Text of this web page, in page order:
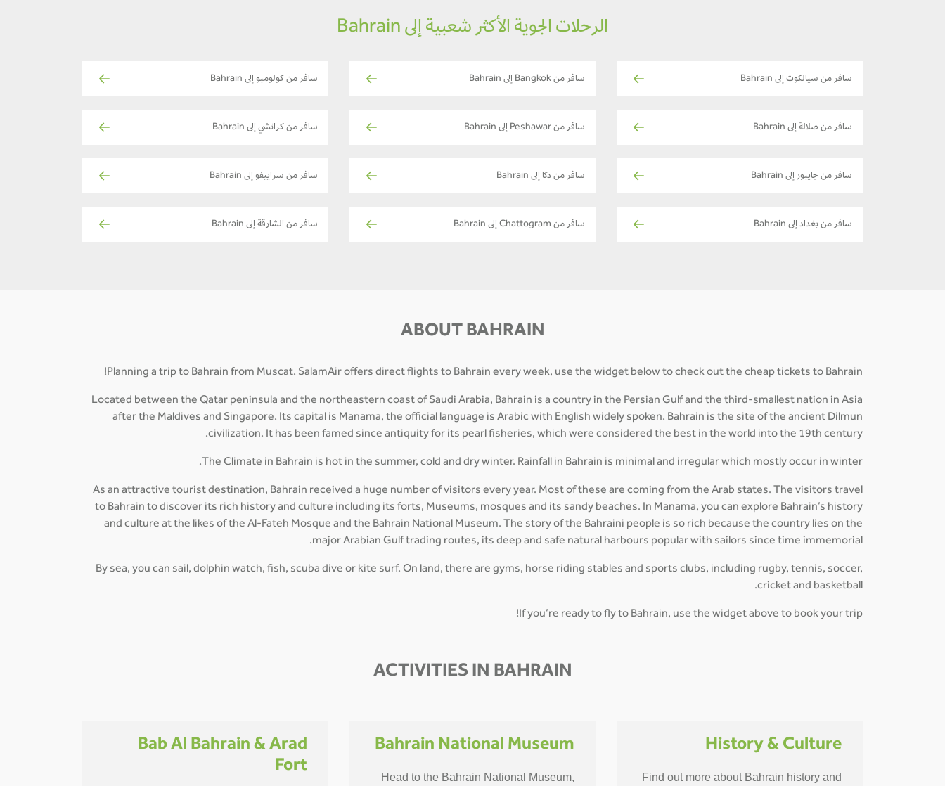
الرحلات الجوية الأكثر شعبية إلى Bahrain
سافر من سيالكوت إلى Bahrain سافر من Bangkok إلى Bahrain سافر من كولومبو إلى Bahrain
سافر من صلالة إلى Bahrain سافر من Peshawar إلى Bahrain سافر من كراتشي إلى Bahrain
سافر من جايبور إلى Bahrain سافر من دكا إلى Bahrain سافر من سراييفو إلى Bahrain
سافر من بغداد إلى Bahrain سافر من Chattogram إلى Bahrain سافر من الشارقة إلى Bahrain
ABOUT BAHRAIN
Planning a trip to Bahrain from Muscat. SalamAir offers direct flights to Bahrain every week, use the widget below to check out the cheap tickets to Bahrain!
Located between the Qatar peninsula and the northeastern coast of Saudi Arabia, Bahrain is a country in the Persian Gulf and the third-smallest nation in Asia
after the Maldives and Singapore. Its capital is Manama, the official language is Arabic with English widely spoken. Bahrain is the site of the ancient Dilmun
civilization. It has been famed since antiquity for its pearl fisheries, which were considered the best in the world into the 19th century.
The Climate in Bahrain is hot in the summer, cold and dry winter. Rainfall in Bahrain is minimal and irregular which mostly occur in winter.
As an attractive tourist destination, Bahrain received a huge number of visitors every year. Most of these are coming from the Arab states. The visitors travel
to Bahrain to discover its rich history and culture including its forts, Museums, mosques and its sandy beaches. In Manama, you can explore Bahrain’s history
and culture at the likes of the Al-Fateh Mosque and the Bahrain National Museum. The story of the Bahraini people is so rich because the country lies on the
major Arabian Gulf trading routes, its deep and safe natural harbours popular with sailors since time immemorial.
By sea, you can sail, dolphin watch, fish, scuba dive or kite surf. On land, there are gyms, horse riding stables and sports clubs, including rugby, tennis, soccer,
cricket and basketball.
If you’re ready to fly to Bahrain, use the widget above to book your trip!
ACTIVITIES IN BAHRAIN
History & Culture
Find out more about Bahrain history and
Bahrain National Museum
Head to the Bahrain National Museum,
Bab Al Bahrain & Arad
Fort